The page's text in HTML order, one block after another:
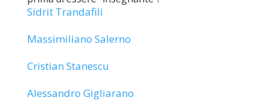
Sidrit Trandafili
Massimiliano Salerno
Cristian Stanescu
Alessandro Gigliarano